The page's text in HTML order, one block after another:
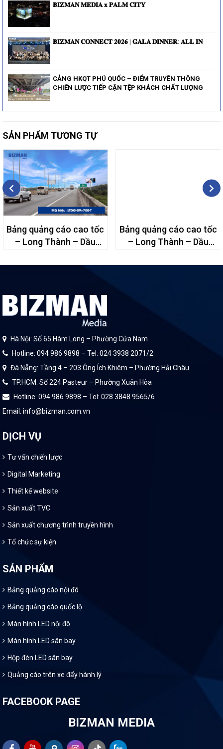
𝐁𝐈𝐙𝐌𝐀𝐍 𝐌𝐄𝐃𝐈𝐀 𝐱 𝐏𝐀𝐋𝐌 𝐂𝐈𝐓𝐘
𝐁𝐈𝐙𝐌𝐀𝐍 𝐂𝐎𝐍𝐍𝐄𝐂𝐓 𝟐𝟎𝟐𝟔 | 𝐆𝐀𝐋𝐀 𝐃𝐈𝐍𝐍𝐄𝐑: 𝐀𝐋𝐋 𝐈𝐍
CẢNG HKQT PHÚ QUỐC – ĐIỂM TRUYỀN THÔNG
CHIẾN LƯỢC TIẾP CẬN TỆP KHÁCH CHẤT LƯỢNG
SẢN PHẨM TƯƠNG TỰ
Bảng quảng cáo cao tốc
– Long Thành – Dầu
Bảng quảng cáo cao tốc
– Long Thành – Dầu
Hà Nội: Số 65 Hàm Long – Phường Cửa Nam
Hotline: 094 986 9898 – Tel: 024 3938 2071/2
Đà Nẵng: Tầng 4 – 203 Ông Ích Khiêm – Phường Hải Châu
TP.HCM: Số 224 Pasteur – Phường Xuân Hòa
Hotline: 094 986 9898 – Tel: 028 3848 9565/6
Email: info@bizman.com.vn
DỊCH VỤ
Tư vấn chiến lược
Digital Marketing
Thiết kế website
Sản xuất TVC
Sản xuất chương trình truyền hình
Tổ chức sự kiện
SẢN PHẨM
Bảng quảng cáo nội đô
Bảng quảng cáo quốc lộ
Màn hình LED nội đô
Màn hình LED sân bay
Hộp đèn LED sân bay
Quảng cáo trên xe đẩy hành lý
FACEBOOK PAGE
BIZMAN MEDIA